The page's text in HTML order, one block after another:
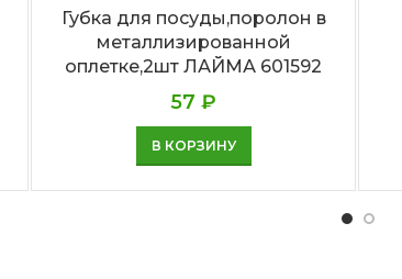
Губка для посуды,поролон в
металлизированной
оплетке,2шт ЛАЙМА 601592
57₽
В КОРЗИНУ